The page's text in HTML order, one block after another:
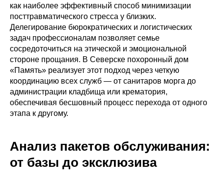
как наиболее эффективный способ минимизации
посттравматического стресса у близких.
Делегирование бюрократических и логистических
задач профессионалам позволяет семье
сосредоточиться на этической и эмоциональной
стороне прощания. В Северске похоронный дом
«Память» реализует этот подход через четкую
координацию всех служб — от санитаров морга до
администрации кладбища или крематория,
обеспечивая бесшовный процесс перехода от одного
этапа к другому.
Анализ пакетов обслуживания:
от базы до эксклюзива